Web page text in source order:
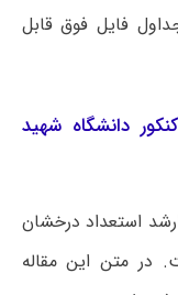
فایل فوق قابل
دانشگاه شهید
استعداد درخشان
بهشتی تا ۱۴۰۱/۱۱/۲۱ است. در متن این مقاله